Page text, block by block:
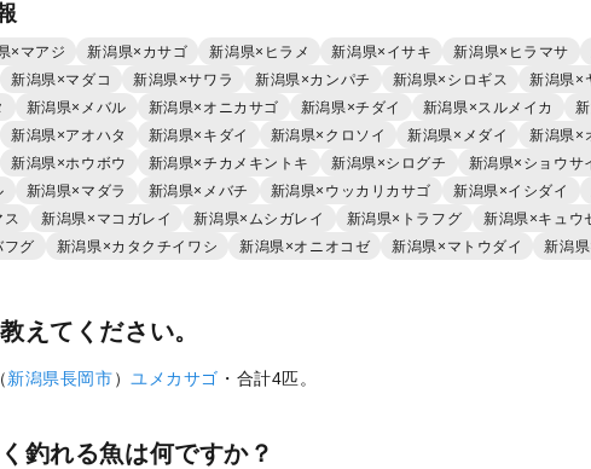
×マアジ 新潟県×カサゴ 新潟県×ヒラメ 新潟県×イサキ 新潟県×ヒラマサ
新潟県×マダコ 新潟県×サワラ 新潟県×カンパチ 新潟県×シロギス 新潟県×
新潟県×メバル 新潟県×オニカサゴ 新潟県×チダイ 新潟県×スルメイカ
新潟県×アオハタ 新潟県×キダイ 新潟県×クロソイ 新潟県×メダイ 新潟県×
新潟県×ホウボウ 新潟県×チカメキントキ 新潟県×シログチ 新潟県×ショウサ
新潟県×マダラ 新潟県×メバチ 新潟県×ウッカリカサゴ 新潟県×イシダイ
ス 新潟県×マコガレイ 新潟県×ムシガレイ 新潟県×トラフグ 新潟県×キュウ
フグ 新潟県×カタクチイワシ 新潟県×オニオコゼ 新潟県×マトウダイ 新潟
えてください。
（新潟県長岡市） ユメカサゴ ・合計4匹。
釣れる魚は何ですか？